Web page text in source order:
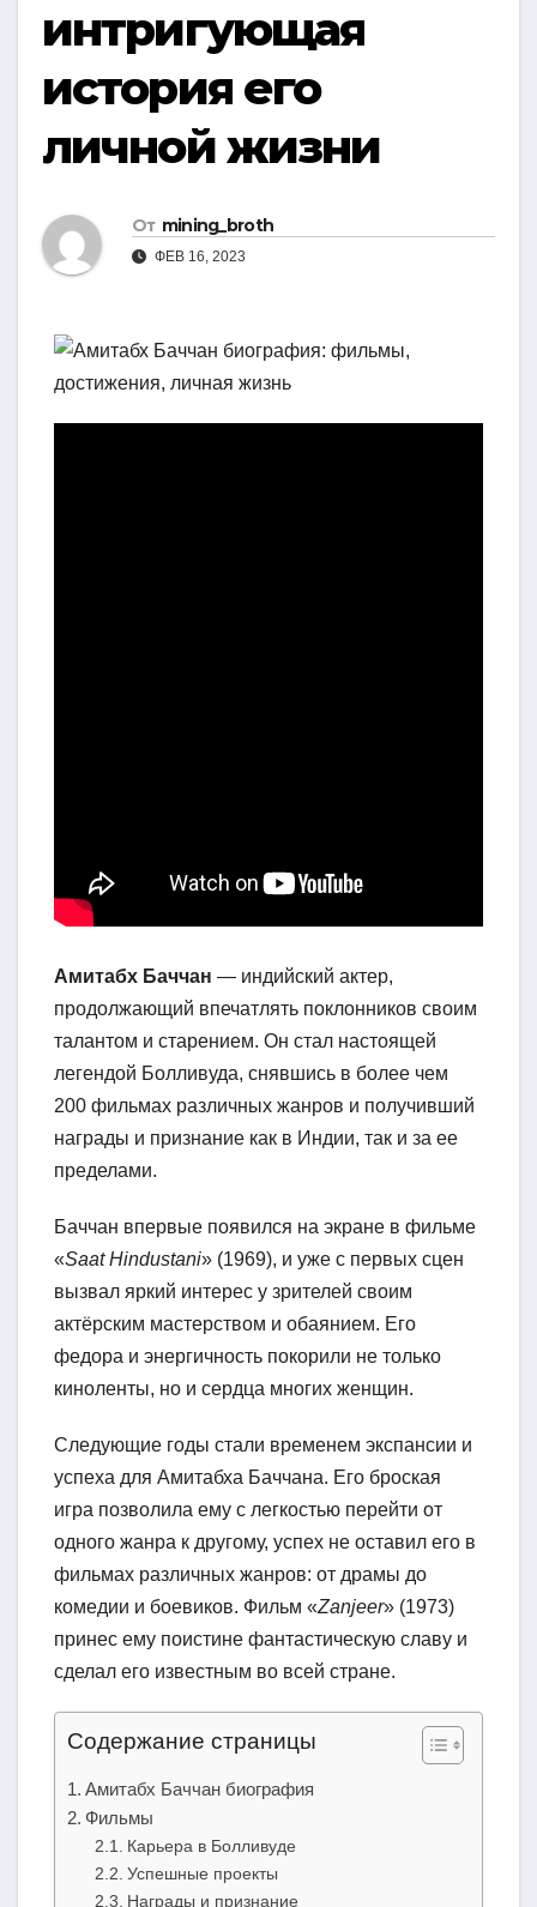
интригующая
история его
личной жизни
От mining_broth
ФЕВ 16, 2023
Амитабх Баччан — индийский актер,
продолжающий впечатлять поклонников своим
талантом и старением. Он стал настоящей
легендой Болливуда, снявшись в более чем
200 фильмах различных жанров и получивший
награды и признание как в Индии, так и за ее
пределами.
Баччан впервые появился на экране в фильме
«Saat Hindustani» (1969), и уже с первых сцен
вызвал яркий интерес у зрителей своим
актёрским мастерством и обаянием. Его
федора и энергичность покорили не только
киноленты, но и сердца многих женщин.
Следующие годы стали временем экспансии и
успеха для Амитабха Баччана. Его броская
игра позволила ему с легкостью перейти от
одного жанра к другому, успех не оставил его в
фильмах различных жанров: от драмы до
комедии и боевиков. Фильм «Zanjeer» (1973)
принес ему поистине фантастическую славу и
сделал его известным во всей стране.
Содержание страницы
Амитабх Баччан биография
Фильмы
Карьера в Болливуде
Успешные проекты
Награды и признание